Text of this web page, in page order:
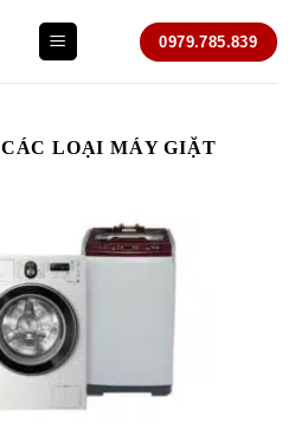
0979.785.839
CÁC LOẠI MÁY GIẶT